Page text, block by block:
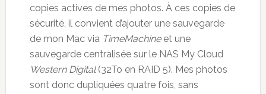
copies actives de mes photos. À ces copies de
sécurité, il convient d’ajouter une sauvegarde
de mon Mac via TimeMachineet une
sauvegarde centralisée sur le NAS My Cloud
Western Digital(32To en RAID 5). Mes photos
sont donc dupliquées quatre fois, sans